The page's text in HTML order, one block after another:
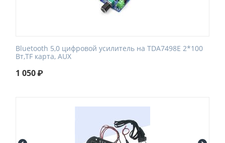
Bluetooth 5,0 цифровой усилитель на TDA7498E 2*100
Вт,TF карта, AUX
1 050₽